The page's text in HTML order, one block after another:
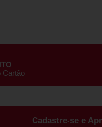
Cartão
Cadastre-se e